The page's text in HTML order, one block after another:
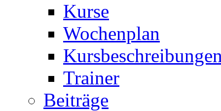
Kurse
Wochenplan
Trainer
Beiträge